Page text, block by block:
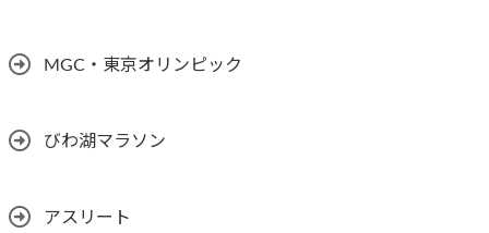
MGC・東京オリンピック
びわ湖マラソン
アスリート